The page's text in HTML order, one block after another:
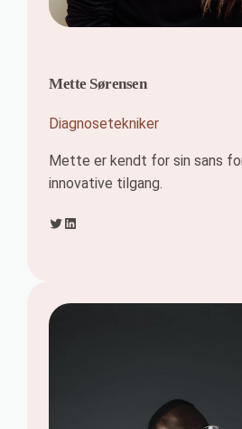
Mette Sørensen
Diagnosetekniker
Mette er kendt for sin sans
innovative tilgang.
Twitter LinkedIn